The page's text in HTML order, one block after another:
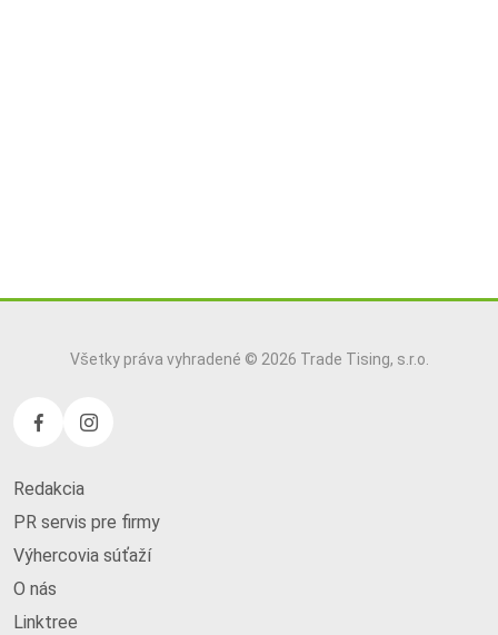
Všetky práva vyhradené © 2026 Trade Tising, s.r.o.
Redakcia
PR servis pre firmy
Výhercovia súťaží
O nás
Linktree